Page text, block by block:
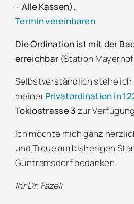
– Alle Kassen).
Termin vereinbaren
Die Ordination ist mit der
erreichbar (Station
Selbstverständlich stehe ich
meinerPrivatordination in
Tokiostrasse 3 zur Verfügung
Ich möchte mich ganz
und Treue am bisherigen
Guntramsdorf bedanken.
Ihr Dr. Fazeli